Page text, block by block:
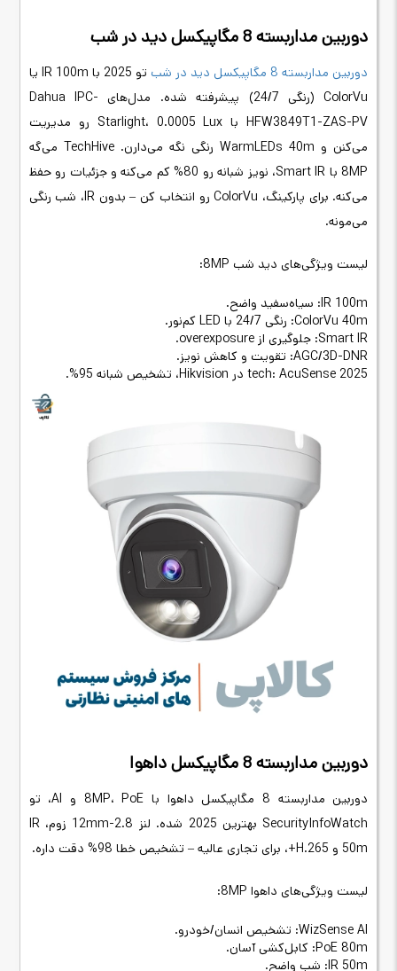
دوربین مداربسته 8 مگاپیکسل دید در شب
دوربین مداربسته 8 مگاپیکسل دید در شب
تو 2025 با IR 100m یا
ColorVu (رنگی 24/7) پیشرفته شده. مدل‌های Dahua IPC-
HFW3849T1-ZAS-PV با Starlight، 0.0005 Lux رو مدیریت
می‌کنن و WarmLEDs 40m رنگی نگه می‌دارن. TechHive می‌گه
8MP با Smart IR، نویز شبانه رو 80% کم می‌کنه و جزئیات رو حفظ
می‌کنه. برای پارکینگ، ColorVu رو انتخاب کن – بدون IR، شب رنگی
می‌مونه.
لیست ویژگی‌های دید شب 8MP:
IR 100m: سیاه‌سفید واضح.
ColorVu 40m: رنگی 24/7 با LED کم‌نور.
Smart IR: جلوگیری از overexposure.
AGC/3D-DNR: تقویت و کاهش نویز.
2025 tech: AcuSense در Hikvision، تشخیص شبانه 95%.
دوربین مداربسته 8 مگاپیکسل داهوا
دوربین مداربسته 8 مگاپیکسل داهوا با 8MP، PoE و AI، تو
SecurityInfoWatch بهترین 2025 شده. لنز 2.8-12mm زوم، IR
50m و H.265+، برای تجاری عالیه – تشخیص خطا 98% دقت داره.
لیست ویژگی‌های داهوا 8MP:
WizSense AI: تشخیص انسان/خودرو.
PoE 80m: کابل‌کشی آسان.
IR 50m: شب واضح.